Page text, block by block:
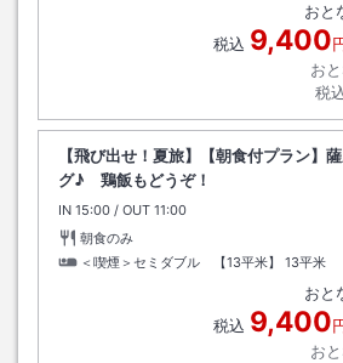
おと
税込 9,400
お
税
【飛び出せ！夏旅】【朝食付プラン】
グ♪ 鶏飯もどうぞ！
IN チェックイン
15:00 / OUT チェックアウト
11:00
朝食のみ
＜喫煙＞セミダブル 【13平米】
13平米
おと
税込 9,400
お